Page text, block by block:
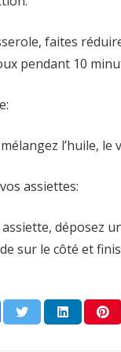
faites
pendant 10
l’huile,
assiettes:
assiette, déposez
sur le côté et